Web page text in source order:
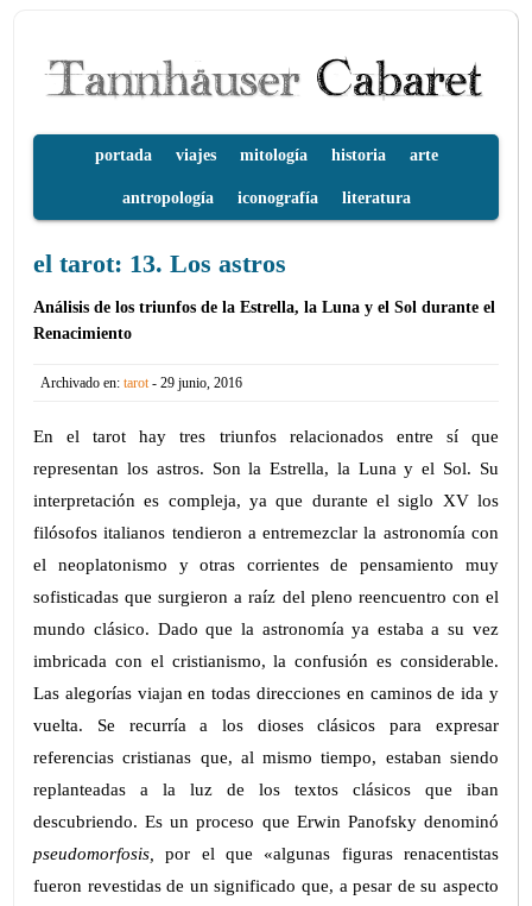
portada viajes mitología historia arte
antropología iconografía literatura
el tarot: 13. Los astros
Análisis de los triunfos de la Estrella, la Luna y el Sol durante el
Renacimiento
Archivado en:tarot- 29 junio, 2016
En el tarot hay tres triunfos relacionados entre sí que
representan los astros. Son la Estrella, la Luna y el Sol. Su
interpretación es compleja, ya que durante el siglo XV los
filósofos italianos tendieron a entremezclar la astronomía con
el neoplatonismo y otras corrientes de pensamiento muy
sofisticadas que surgieron a raíz del pleno reencuentro con el
mundo clásico. Dado que la astronomía ya estaba a su vez
imbricada con el cristianismo, la confusión es considerable.
Las alegorías viajan en todas direcciones en caminos de ida y
vuelta. Se recurría a los dioses clásicos para expresar
referencias cristianas que, al mismo tiempo, estaban siendo
replanteadas a la luz de los textos clásicos que iban
descubriendo. Es un proceso que Erwin Panofsky denominó
pseudomorfosis, por el que «algunas figuras renacentistas
fueron revestidas de un significado que, a pesar de su aspecto